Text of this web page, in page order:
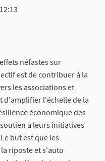
néfastes sur
est de contribuer à la
les associations et
d'amplifier l'échelle de la
économique des
à leurs initiatives
but est que les
riposte et s'auto